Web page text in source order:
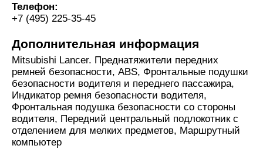
Телефон:
+7 (495) 225-35-45
Дополнительная информация
Mitsubishi Lancer. Преднатяжители передних
ремней безопасности, ABS, Фронтальные подушки
безопасности водителя и переднего пассажира,
Индикатор ремня безопасности водителя,
Фронтальная подушка безопасности со стороны
водителя, Передний центральный подлокотник с
отделением для мелких предметов, Маршрутный
компьютер